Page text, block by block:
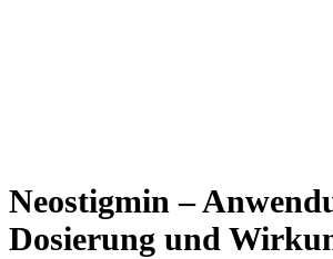
Neostigmin –
Dosierung und